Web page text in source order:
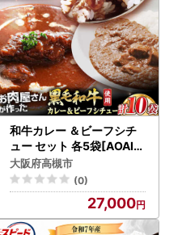
和牛カレー ＆ビーフシチ
ュー セット 各5袋[AOAI0
42] カレー
大阪府高槻市
(0)
27,000